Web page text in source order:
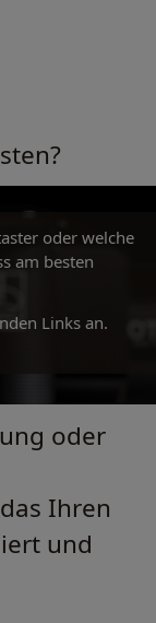
oder welche
am besten
Links an.
oder
Ihren
und